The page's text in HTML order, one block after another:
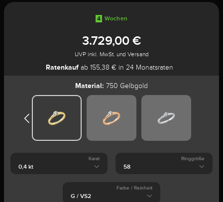
4 Wochen
3.729,00 €
UVP inkl. MwSt. und Versand
Ratenkauf ab 155,38 € in 24 Monatsraten
Material: 750 Gelbgold
Karat Ringgröße
Farbe / Reinheit